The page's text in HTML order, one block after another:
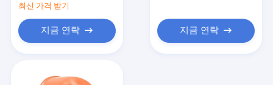
최신 가격 받기
지금 연락 지금 연락